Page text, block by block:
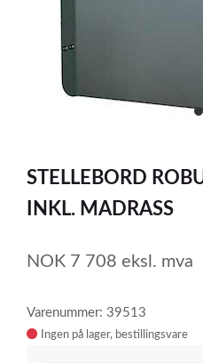
of
1
STELLEBORD
INKL. MADRASS
NOK 7 708 eksl. mva
Varenummer: 39513
Ingen på lager